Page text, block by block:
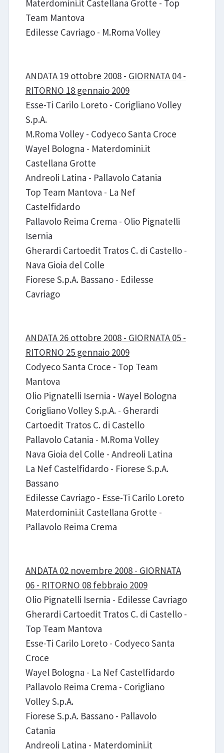
Materdomini.it Castellana Grotte - Top
Team Mantova
Edilesse Cavriago - M.Roma Volley
ANDATA 19 ottobre 2008 - GIORNATA 04 -
RITORNO 18 gennaio 2009
Esse-Ti Carilo Loreto - Corigliano Volley
S.p.A.
M.Roma Volley - Codyeco Santa Croce
Wayel Bologna - Materdomini.it
Castellana Grotte
Andreoli Latina - Pallavolo Catania
Top Team Mantova - La Nef
Castelfidardo
Pallavolo Reima Crema - Olio Pignatelli
Isernia
Gherardi Cartoedit Tratos C. di Castello -
Nava Gioia del Colle
Fiorese S.p.A. Bassano - Edilesse
Cavriago
ANDATA 26 ottobre 2008 - GIORNATA 05 -
RITORNO 25 gennaio 2009
Codyeco Santa Croce - Top Team
Mantova
Olio Pignatelli Isernia - Wayel Bologna
Corigliano Volley S.p.A. - Gherardi
Cartoedit Tratos C. di Castello
Pallavolo Catania - M.Roma Volley
Nava Gioia del Colle - Andreoli Latina
La Nef Castelfidardo - Fiorese S.p.A.
Bassano
Edilesse Cavriago - Esse-Ti Carilo Loreto
Materdomini.it Castellana Grotte -
Pallavolo Reima Crema
ANDATA 02 novembre 2008 - GIORNATA
06 - RITORNO 08 febbraio 2009
Olio Pignatelli Isernia - Edilesse Cavriago
Gherardi Cartoedit Tratos C. di Castello -
Top Team Mantova
Esse-Ti Carilo Loreto - Codyeco Santa
Croce
Wayel Bologna - La Nef Castelfidardo
Pallavolo Reima Crema - Corigliano
Volley S.p.A.
Fiorese S.p.A. Bassano - Pallavolo
Catania
Andreoli Latina - Materdomini.it